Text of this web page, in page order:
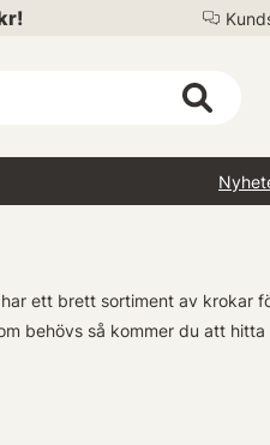
ett brett sortiment av krokar
behövs så kommer du att
produkter inom Krok &